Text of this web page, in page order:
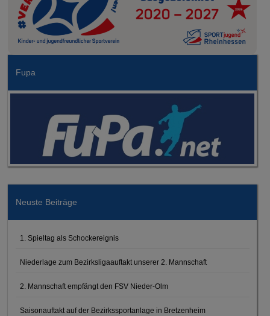
Fupa
Neuste Beiträge
1. Spieltag als Schockereignis
Niederlage zum Bezirksligaauftakt unserer 2. Mannschaft
2. Mannschaft empfängt den FSV Nieder-Olm
Saisonauftakt auf der Bezirkssportanlage in Bretzenheim